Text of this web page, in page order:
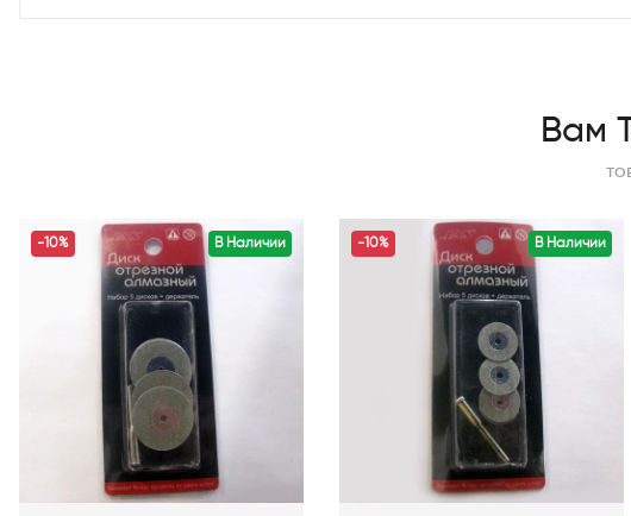
Вам
В Наличии
-10% В Наличии
-10%